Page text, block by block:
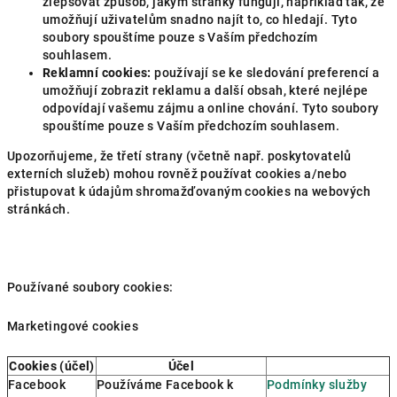
umožňují uživatelům snadno najít to, co hledají. Tyto
soubory spouštíme pouze s Vaším předchozím
souhlasem.
Reklamní cookies: používají se ke sledování preferencí a
umožňují zobrazit reklamu a další obsah, které nejlépe
odpovídají vašemu zájmu a online chování. Tyto soubory
spouštíme pouze s Vaším předchozím souhlasem.
Upozorňujeme, že třetí strany (včetně např. poskytovatelů
externích služeb) mohou rovněž používat cookies a/nebo
přistupovat k údajům shromažďovaným cookies na webových
stránkách.
Používané soubory cookies:
Marketingové cookies
Cookies (účel)
Účel
Facebook
Používáme Facebook k
Podmínky služby